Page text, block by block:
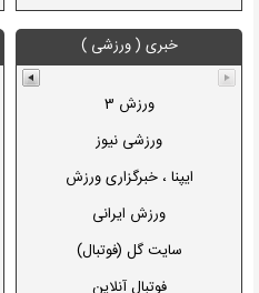
شانا
رسا
قرآن
تقريب
شبستان
دانش آموزی
دفاع مقدس
ابنا
خبری ( ورزشی )
ورزش 3
ورزشی نيوز
ايپنا ، خبرگزاری ورزش
ورزش ايرانی
سايت گل (فوتبال)
فوتبال آنلاين